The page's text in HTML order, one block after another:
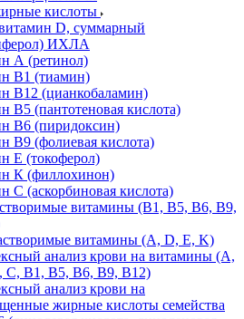
кислоты
D, суммарный
ИХЛА
А (ретинол)
В1 (тиамин)
В12 (цианкобаламин)
В5 (пантотеновая кислота)
В6 (пиридоксин)
В9 (фолиевая кислота)
Е (токоферол)
К (филлохинон)
С (аскорбиновая кислота)
витамины (B1, B5, B6, В9,
витамины (A, D, E, K)
анализ крови на витамины (A,
C, B1, B5, B6, В9, B12)
анализ крови на
жирные кислоты семейства